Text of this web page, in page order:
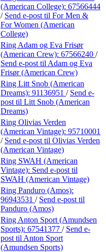
(American College): 67566444
/ Send e-post til For Men &
For Women (American
College)
Ring Adam og Eva Frisør
(American Crew): 67566240 /
Send e-post til Adam og Eva
Frisør (American Crew)
Ring Litt Snob (American
Dreams): 91136951 / Send e-
post til Litt Snob (American
Dreams)
Ring Olivias Verden
(American Vintage): 95710001
/ Send e-post til Olivias Verden
(American Vintage)
Ring SWAH (American
Vintage): Send e-post til
SWAH (American Vintage)
Ring Panduro (Amos):
96943531 / Send e-post til
Panduro (Amos)
Ring Anton Sport (Amundsen
Sports): 67541377 / Send e-
post til Anton Sport
(Amundsen Sports)